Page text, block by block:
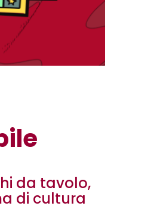
da tavolo,
di cultura